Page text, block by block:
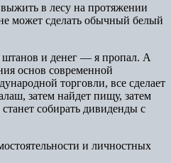
в лесу на протяжении
может сделать обычный белый
штанов и денег — я пропал. А
основ современной
торговли, все сделает
затем найдет пищу, затем
собирать дивиденды с
и личностных